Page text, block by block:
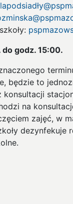
godz. 15:00.
e, będzie to
na
zajęć, w
dezynfekuje